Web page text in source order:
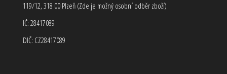
119/12, 318 00 Plzeň (Zde je možný osobní odběr zboží)
IČ: 28417089
DIČ: CZ28417089